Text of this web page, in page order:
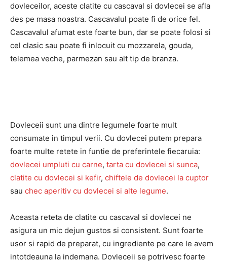
dovleceilor, aceste clatite cu cascaval si dovlecei se afla
des pe masa noastra. Cascavalul poate fi de orice fel.
Cascavalul afumat este foarte bun, dar se poate folosi si
cel clasic sau poate fi inlocuit cu mozzarela, gouda,
telemea veche, parmezan sau alt tip de branza.
Dovleceii sunt una dintre legumele foarte mult
consumate in timpul verii. Cu dovlecei putem prepara
foarte multe retete in funtie de preferintele fiecaruia:
dovlecei umpluti cu carne, tarta cu dovlecei si sunca,
clatite cu dovlecei si kefir, chiftele de dovlecei la cuptor
sau chec aperitiv cu dovlecei si alte legume.
Aceasta reteta de clatite cu cascaval si dovlecei ne
asigura un mic dejun gustos si consistent. Sunt foarte
usor si rapid de preparat, cu ingrediente pe care le avem
intotdeauna la indemana. Dovleceii se potrivesc foarte